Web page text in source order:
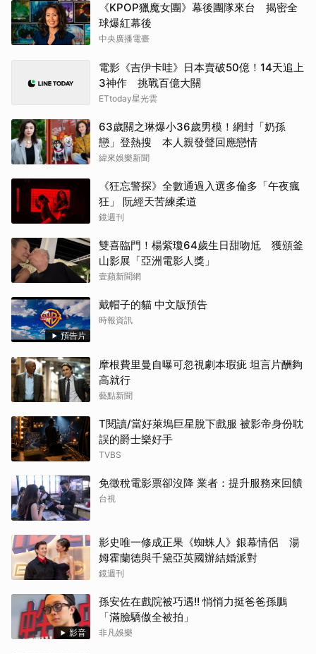
《KPOP獵魔女團》幕後團隊來台 揭密全
球爆紅幕後
中央廣播電臺
電影《吉伊卡哇》日本賣破50億！14天追上
3神作 挑戰百億大關
ETtoday星光雲
63歲關之琳爆小36歲男模！網封「奶孫
戀」登熱搜 本人親發聲回應戀情
緯來娛樂新聞
《狂忘警探》全數通過入選多倫多「午夜瘋
狂」 阮經天苦練柔道
鏡週刊
雙喜臨門！楊紫瓊64歲生日甜吻尪 獲頒釜
山影展「亞洲電影人獎」
壹蘋新聞網
預告片
戴帽子的貓 中文版預告
時報資訊
摩根費里曼自曝可忽視劇本瑕疵 坦言片酬夠
高就行
藝點新聞
T閱讀/當好萊塢巨星脫下戲服 被影帝身份耽
誤的爵士樂好手
TVBS
免徵稅電影票卻沒降 業者：提升服務來回饋
台視
影史唯一修成正果《蜘蛛人》銀幕情侶 湯
姆霍蘭德與千黛亞英國辦結婚派對
鏡週刊
影音
孫安佐在戲院被巧遇!! 悄悄力挺爸爸孫鵬
「滿臉驕傲全被拍」
非凡娛樂